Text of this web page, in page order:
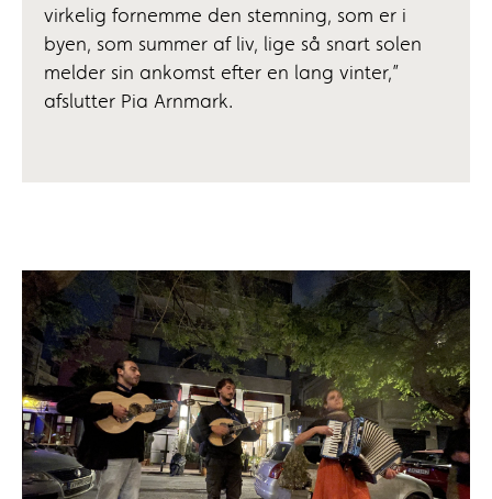
virkelig fornemme den stemning, som er i
byen, som summer af liv, lige så snart solen
melder sin ankomst efter en lang vinter,”
afslutter Pia Arnmark.